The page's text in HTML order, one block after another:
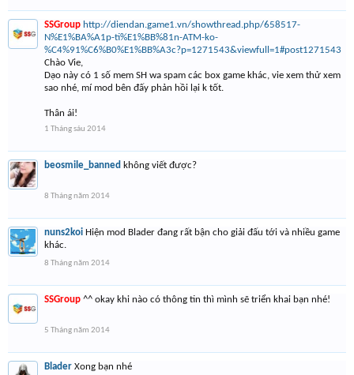
SSGroup http://diendan.game1.vn/showthread.php/658517-
N%E1%BA%A1p-ti%E1%BB%81n-ATM-ko-
%C4%91%C6%B0%E1%BB%A3c?p=1271543&viewfull=1#post1271543
Chào Vie,
Dạo này có 1 số mem SH wa spam các box game khác, vie xem thử xem
sao nhé, mí mod bên đấy phản hồi lại k tốt.
Thân ái!
1 Tháng sáu 2014
beosmile_banned không viết được?
8 Tháng năm 2014
nuns2koi Hiện mod Blader đang rất bận cho giải đấu tới và nhiều game
khác.
8 Tháng năm 2014
SSGroup ^^ okay khi nào có thông tin thì mình sẽ triển khai bạn nhé!
5 Tháng năm 2014
Blader Xong bạn nhé